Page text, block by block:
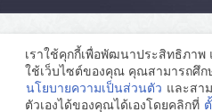
เราใช้คุกกี้เพื่อพัฒนาประสิทธิภา
ใช้เว็บไซต์ของคุณ คุณสามารถศึก
นโยบายความเป็นส่วนตัว และสา
ตัวเองได้ของคุณได้เองโดยคลิกที่